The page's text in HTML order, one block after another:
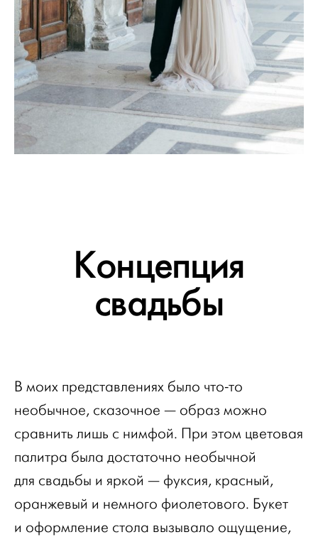
Концепция
свадьбы
В моих представлениях было что-то
необычное, сказочное — образ можно
сравнить лишь с нимфой. При этом цветовая
палитра была достаточно необычной
для свадьбы и яркой — фуксия, красный,
оранжевый и немного фиолетового. Букет
и оформление стола вызывало ощущение,